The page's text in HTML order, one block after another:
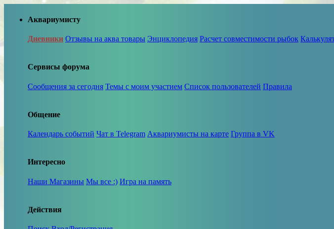
Аквариумисту
Дневники Отзывы на аква товары Энциклопедия Расчет совместимости рыбок
Сервисы форума
Сообщения за сегодня Темы с моим участием Список пользователей Правила
Общение
Календарь событий Чат в Telegram Аквариумисты на карте Группа в VK
Интересно
Наши Магазины Мы все :) Игра на память
Действия